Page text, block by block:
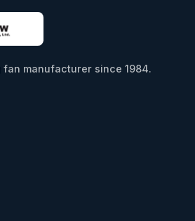
manufacturer since 1984.